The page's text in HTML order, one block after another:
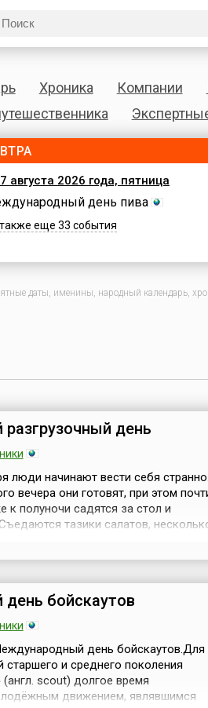
Хроника Компании
7 августа 2026 года, пятница
день пива
также еще 33 события
даты, именины, народный календарь,
день
люди начинают вести себя странно.
вечера они готовят, при этом
к полуночи садятся за стол и
тазики салатов,
бойскаутов
день бойскаутов.Для
старшего и среднего поколения
(англ. scout) долгое время
движением, являвшимся